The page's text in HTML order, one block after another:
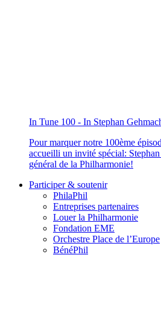
In Tune 100 - In Stephan
Pour marquer notre 100ème
accueilli un invité spécial:
général de la Philharmonie!
Participer & soutenir
PhilaPhil
Entreprises partenaires
Louer la Philharmonie
Fondation EME
Orchestre Place de l’Europe
BénéPhil